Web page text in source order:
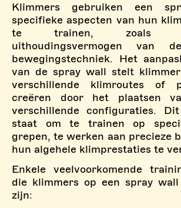
Klimmers gebruiken een
specifieke aspecten van hun
te trainen, zoals
uithoudingsvermogen van
bewegingstechniek. Het
van de spray wall stelt
verschillende klimroutes of
creëren door het plaatsen
verschillende configuraties.
staat om te trainen op
grepen, te werken aan precieze
hun algehele klimprestaties te
Enkele veelvoorkomende
die klimmers op een spray
zijn: